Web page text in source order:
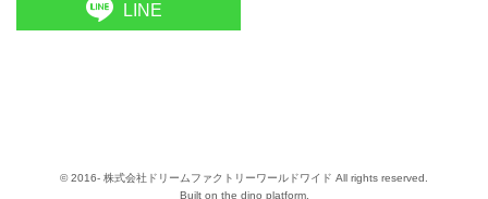
LINE
© 2016- 株式会社ドリームファクトリーワールドワイド All rights reserved.
Built on the dino platform.